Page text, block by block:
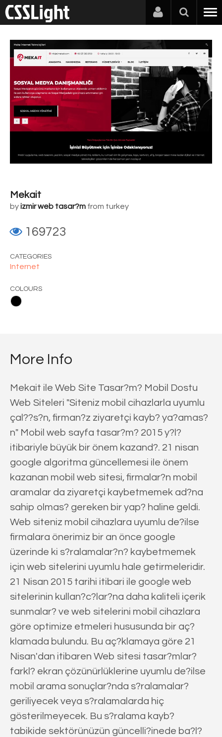
Mekait
byizmir web tasar?m from turkey
169723
CATEGORIES
Internet
COLOURS
More Info
Mekait ile Web Site Tasar?m? Mobil Dostu
Web Siteleri "Siteniz mobil cihazlarla uyumlu
çal??s?n, firman?z ziyaretçi kayb? ya?amas?
n" Mobil web sayfa tasar?m? 2015 y?l?
itibariyle büyük bir önem kazand?. 21 nisan
google algoritma güncellemesi ile önem
kazanan mobil web sitesi, firmalar?n mobil
aramalar da ziyaretçi kaybetmemek ad?na
sahip olmas? gereken bir yap? haline geldi.
Web siteniz mobil cihazlara uyumlu de?ilse
firmalara önerimiz bir an önce google
üzerinde ki s?ralamalar?n? kaybetmemek
için web sitelerini uyumlu hale getirmeleridir.
21 Nisan 2015 tarihi itibari ile google web
sitelerinin kullan?c?lar?na daha kaliteli içerik
sunmalar? ve web sitelerini mobil cihazlara
göre optimize etmeleri hususunda bir aç?
klamada bulundu. Bu aç?klamaya göre 21
Nisan'dan itibaren Web sitesi tasar?mlar?
farkl? ekran çözünürlüklerine uyumlu de?ilse
mobil arama sonuçlar?nda s?ralamalar?
geriliyecek veya s?ralamalarda hiç
gösterilmeyecek. Bu s?ralama kayb?
tabikide sektörünüzün güncelli?inede ba?l?